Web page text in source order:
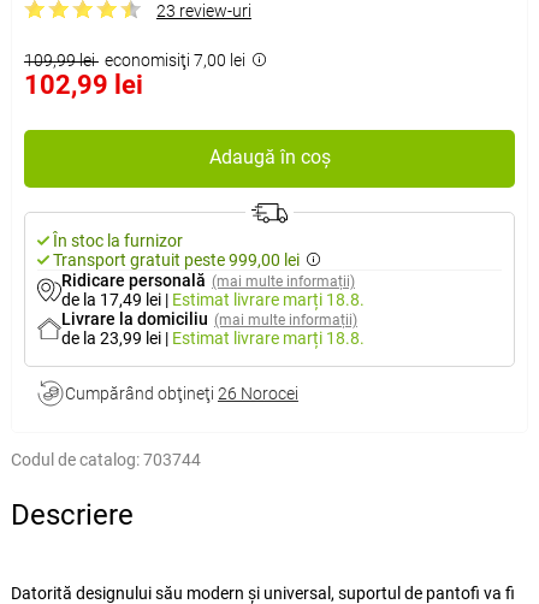
23 review-uri
109,99 lei economisiţi 7,00 lei
102,99 lei
Adaugă în coș
În stoc la furnizor
Transport gratuit peste 999,00 lei
Ridicare personală (mai multe informații)
de la 17,49 lei | Estimat livrare marți 18.8.
Livrare la domiciliu (mai multe informații)
de la 23,99 lei | Estimat livrare marți 18.8.
Cumpărând obţineţi 26 Norocei
Codul de catalog:703744
Descriere
Datorită designului său modern și universal, suportul de pantofi va fi